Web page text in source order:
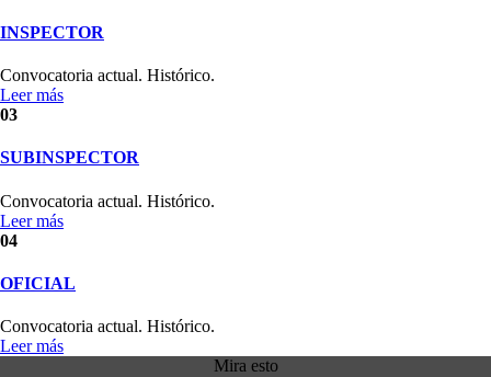
INSPECTOR
Convocatoria actual. Histórico.
Leer más
03
SUBINSPECTOR
Convocatoria actual. Histórico.
Leer más
04
OFICIAL
Convocatoria actual. Histórico.
Leer más
Mira esto